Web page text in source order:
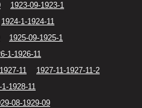
1923-09-1923-1
1924-1-1924-11
1925-09-1925-1
1-1926-11
11
1927-11-1927-11-2
1-1928-11
08-1929-09